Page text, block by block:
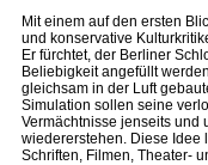
Mit einem auf den ersten
und konservative
Er fürchtet, der Berliner
Beliebigkeit angefüllt
gleichsam in der Luft
Simulation sollen seine
Vermächtnisse jenseits und
wiedererstehen. Diese Idee
Schriften, Filmen, Theater-